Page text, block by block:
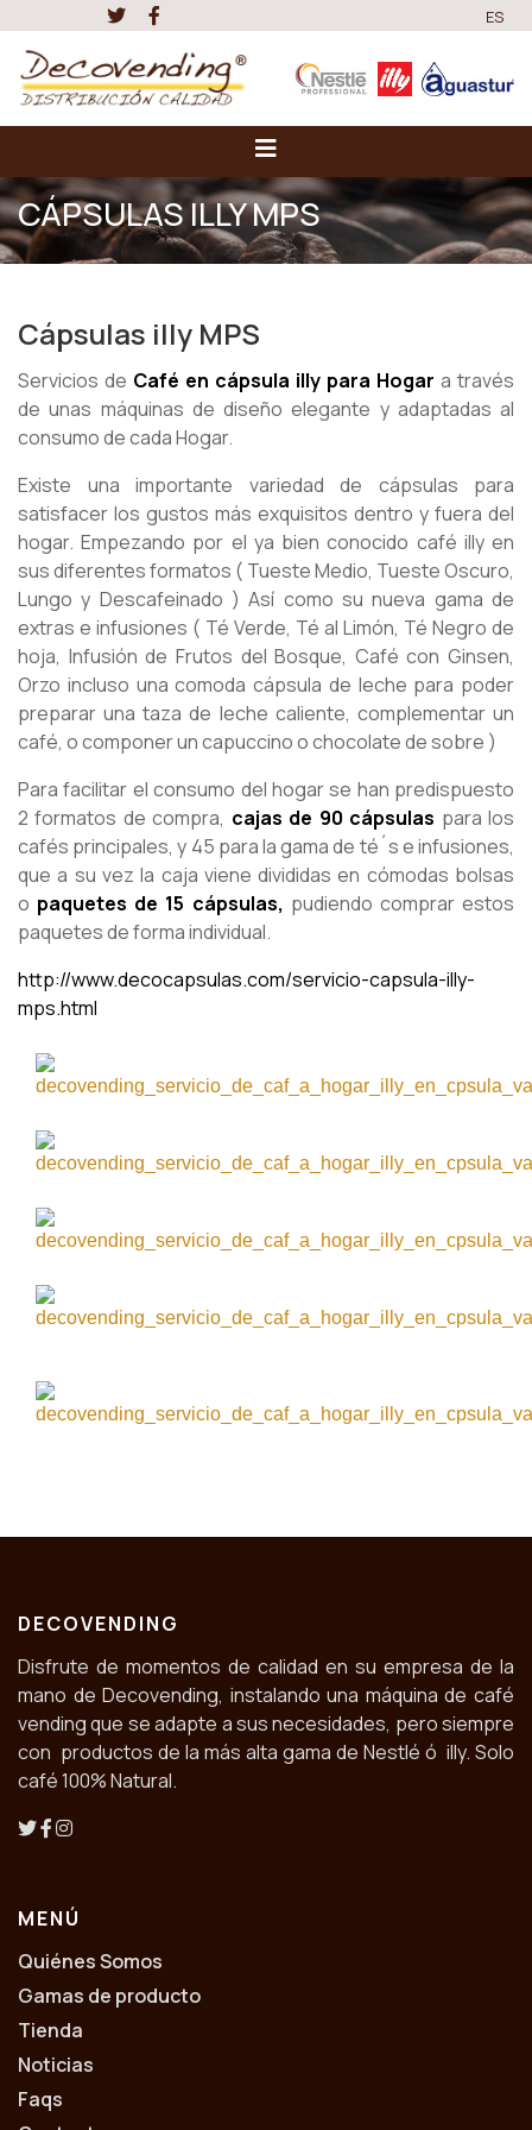
ES
CÁPSULAS ILLY MPS
Cápsulas illy MPS
Servicios de Café en cápsula illy para Hogar a través
de unas máquinas de diseño elegante y adaptadas al
consumo de cada Hogar.
Existe una importante variedad de cápsulas para
satisfacer los gustos más exquisitos dentro y fuera del
hogar. Empezando por el ya bien conocido café illy en
sus diferentes formatos ( Tueste Medio, Tueste Oscuro,
Lungo y Descafeinado ) Así como su nueva gama de
extras e infusiones ( Té Verde, Té al Limón, Té Negro de
hoja, Infusión de Frutos del Bosque, Café con Ginsen,
Orzo incluso una comoda cápsula de leche para poder
preparar una taza de leche caliente, complementar un
café, o componer un capuccino o chocolate de sobre )
Para facilitar el consumo del hogar se han predispuesto
2 formatos de compra, cajas de 90 cápsulas para los
cafés principales, y 45 para la gama de té´s e infusiones,
que a su vez la caja viene divididas en cómodas bolsas
o paquetes de 15 cápsulas, pudiendo comprar estos
paquetes de forma individual.
http://www.decocapsulas.com/servicio-capsula-illy-
mps.html
DECOVENDING
Disfrute de momentos de calidad en su empresa de la
mano de Decovending, instalando una máquina de café
vending que se adapte a sus necesidades, pero siempre
con productos de la más alta gama de Nestlé ó illy. Solo
café 100% Natural.
MENÚ
Quiénes Somos
Gamas de producto
Tienda
Noticias
Faqs